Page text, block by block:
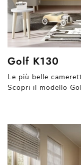
Golf K130
Le più belle
Scopri il modello